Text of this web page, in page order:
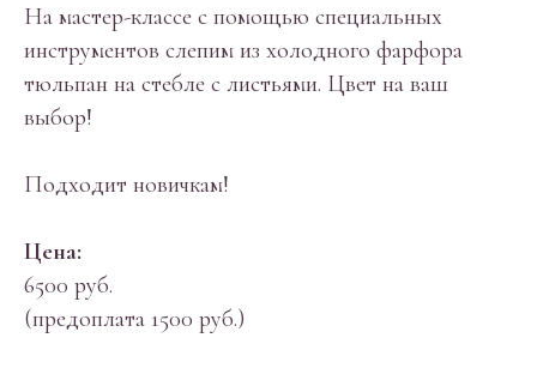
На мастер-классе с помощью специальных
инструментов слепим из холодного фарфора
тюльпан на стебле с листьями. Цвет на ваш
выбор!
Подходит новичкам!
Цена:
6500 руб.
(предоплата 1500 руб.)